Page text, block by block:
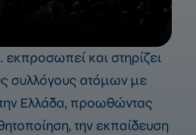
και στηρίζει
συλλόγους ατόμων με
Ελλάδα, προωθώντας
την εκπαίδευση